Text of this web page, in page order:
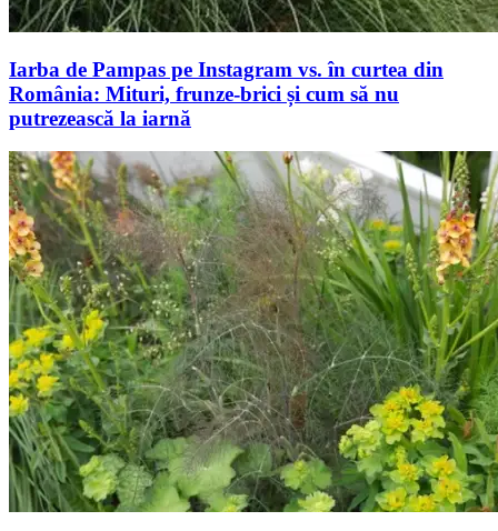
Iarba de Pampas pe Instagram vs. în curtea din
România: Mituri, frunze-brici și cum să nu
putrezească la iarnă